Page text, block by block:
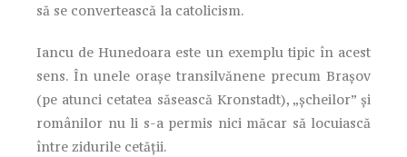
să se convertească la catolicism.
Iancu de Hunedoara este un exemplu tipic în acest
sens. În unele orașe transilvănene precum Brașov
(pe atunci cetatea săsească Kronstadt), „șcheilor” și
românilor nu li s-a permis nici măcar să locuiască
între zidurile cetății.